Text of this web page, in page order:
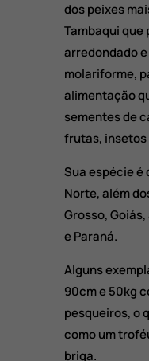
dos peixes
Tambaqui que
arredondado
molariforme,
alimentação
sementes de
frutas,
Sua espécie
Norte, além
Grosso,
e Paraná.
Alguns
90cm e 50kg
pesqueiros, o
como um
briga.